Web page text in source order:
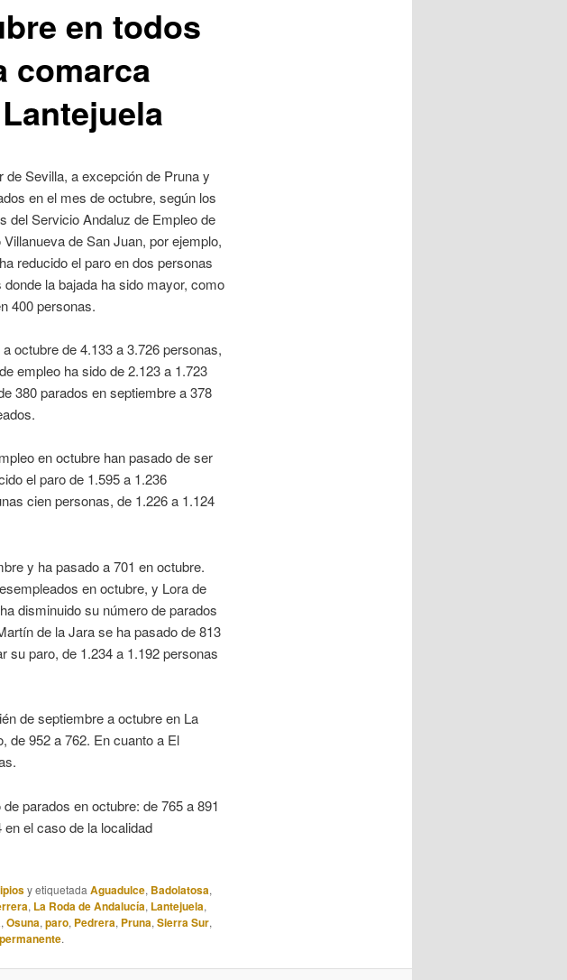
en todos
comarca
Sevilla, a excepción de Pruna y
en el mes de octubre, según los
del Servicio Andaluz de Empleo de
de San Juan, por ejemplo,
reducido el paro en dos personas
la bajada ha sido mayor, como
400 personas.
octubre de 4.133 a 3.726 personas,
empleo ha sido de 2.123 a 1.723
380 parados en septiembre a 378
en octubre han pasado de ser
el paro de 1.595 a 1.236
cien personas, de 1.226 a 1.124
y ha pasado a 701 en octubre.
en octubre, y Lora de
disminuido su número de parados
de la Jara se ha pasado de 813
su paro, de 1.234 a 1.192 personas
de septiembre a octubre en La
de 952 a 762. En cuanto a El
parados en octubre: de 765 a 891
el caso de la localidad
y etiquetada Aguadulce, Badolatosa,
, La Roda de Andalucía, Lantejuela,
, Osuna, paro, Pedrera, Pruna, Sierra Sur,
.